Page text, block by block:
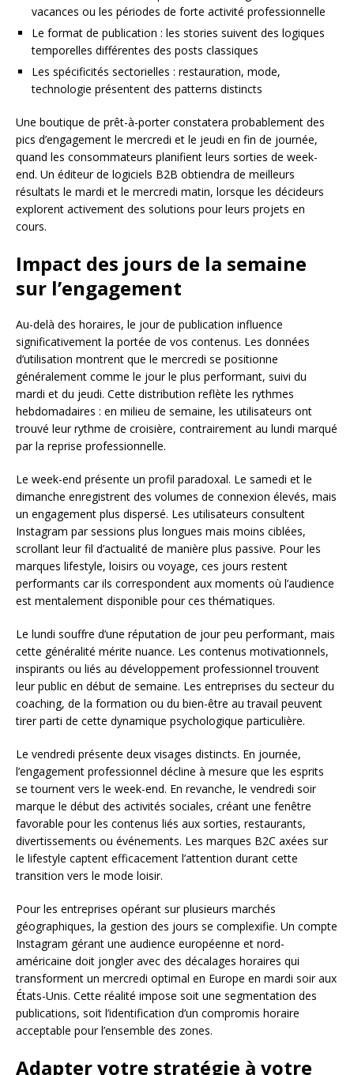
vacances ou les périodes de forte activité professionnelle
Le format de publication : les stories suivent des logiques
temporelles différentes des posts classiques
Les spécificités sectorielles : restauration, mode,
technologie présentent des patterns distincts
Une boutique de prêt-à-porter constatera probablement des
pics d’engagement le mercredi et le jeudi en fin de journée,
quand les consommateurs planifient leurs sorties de week-
end. Un éditeur de logiciels B2B obtiendra de meilleurs
résultats le mardi et le mercredi matin, lorsque les décideurs
explorent activement des solutions pour leurs projets en
cours.
Impact des jours de la semaine
sur l’engagement
Au-delà des horaires, le jour de publication influence
significativement la portée de vos contenus. Les données
d’utilisation montrent que le mercredi se positionne
généralement comme le jour le plus performant, suivi du
mardi et du jeudi. Cette distribution reflète les rythmes
hebdomadaires : en milieu de semaine, les utilisateurs ont
trouvé leur rythme de croisière, contrairement au lundi marqué
par la reprise professionnelle.
Le week-end présente un profil paradoxal. Le samedi et le
dimanche enregistrent des volumes de connexion élevés, mais
un engagement plus dispersé. Les utilisateurs consultent
Instagram par sessions plus longues mais moins ciblées,
scrollant leur fil d’actualité de manière plus passive. Pour les
marques lifestyle, loisirs ou voyage, ces jours restent
performants car ils correspondent aux moments où l’audience
est mentalement disponible pour ces thématiques.
Le lundi souffre d’une réputation de jour peu performant, mais
cette généralité mérite nuance. Les contenus motivationnels,
inspirants ou liés au développement professionnel trouvent
leur public en début de semaine. Les entreprises du secteur du
coaching, de la formation ou du bien-être au travail peuvent
tirer parti de cette dynamique psychologique particulière.
Le vendredi présente deux visages distincts. En journée,
l’engagement professionnel décline à mesure que les esprits
se tournent vers le week-end. En revanche, le vendredi soir
marque le début des activités sociales, créant une fenêtre
favorable pour les contenus liés aux sorties, restaurants,
divertissements ou événements. Les marques B2C axées sur
le lifestyle captent efficacement l’attention durant cette
transition vers le mode loisir.
Pour les entreprises opérant sur plusieurs marchés
géographiques, la gestion des jours se complexifie. Un compte
Instagram gérant une audience européenne et nord-
américaine doit jongler avec des décalages horaires qui
transforment un mercredi optimal en Europe en mardi soir aux
États-Unis. Cette réalité impose soit une segmentation des
publications, soit l’identification d’un compromis horaire
acceptable pour l’ensemble des zones.
Adapter votre stratégie à votre